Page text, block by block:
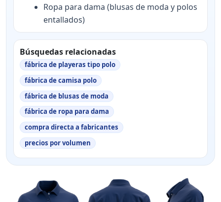
Ropa para dama (blusas de moda y polos
entallados)
Búsquedas relacionadas
fábrica de playeras tipo polo
fábrica de camisa polo
fábrica de blusas de moda
fábrica de ropa para dama
compra directa a fabricantes
precios por volumen